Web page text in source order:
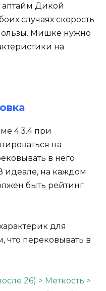
аптайм Дикой
случаях скорость
Мишке нужно
на
4.3.4 при
на
в него
идеале, на каждом
быть рейтинг
для
что перековывать в
26) > Меткость >